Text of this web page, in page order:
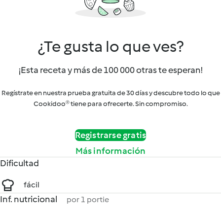
¿Te gusta lo que ves?
¡Esta receta y más de 100 000 otras te esperan!
Regístrate en nuestra prueba gratuita de 30 días y descubre todo lo que
Cookidoo® tiene para ofrecerte. Sin compromiso.
Registrarse gratis
Más información
Dificultad
fácil
Inf. nutricional por 1 portie